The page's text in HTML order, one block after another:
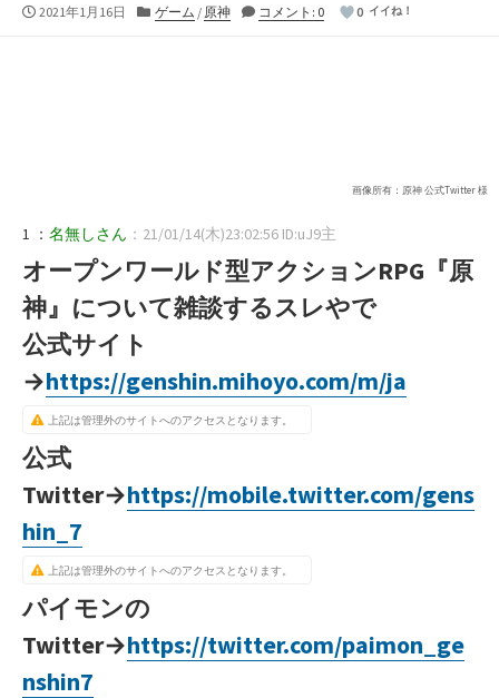
公
2021年1月16日
カ
ゲーム / 原神 コメント: 0 0 イイね！
画像所有：原神 公式Twitter 様
1 ： 名無しさん ：21/01/14(木)23:02:56 ID:uJ9主
オープンワールド型アクションRPG『原
神』について雑談するスレやで
公式サイト
→https://genshin.mihoyo.com/m/ja
上記は管理外のサイトへのアクセスとなります。
公式
Twitter→https://mobile.twitter.com/gens
hin_7
上記は管理外のサイトへのアクセスとなります。
パイモンの
Twitter→https://twitter.com/paimon_ge
nshin7